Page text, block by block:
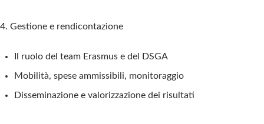
4. Gestione e rendicontazione
Il ruolo del team Erasmus e del DSGA
Mobilità, spese ammissibili, monitoraggio
Disseminazione e valorizzazione dei risultati